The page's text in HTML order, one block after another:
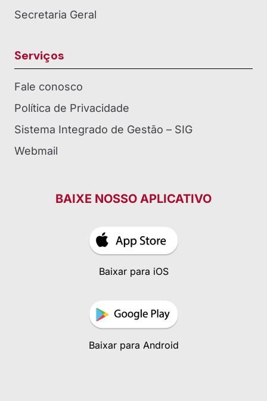
Secretaria Geral
Serviços
Fale conosco
Política de Privacidade
Sistema Integrado de Gestão – SIG
Webmail
BAIXE NOSSO APLICATIVO
Baixar para iOS
Baixar para Android